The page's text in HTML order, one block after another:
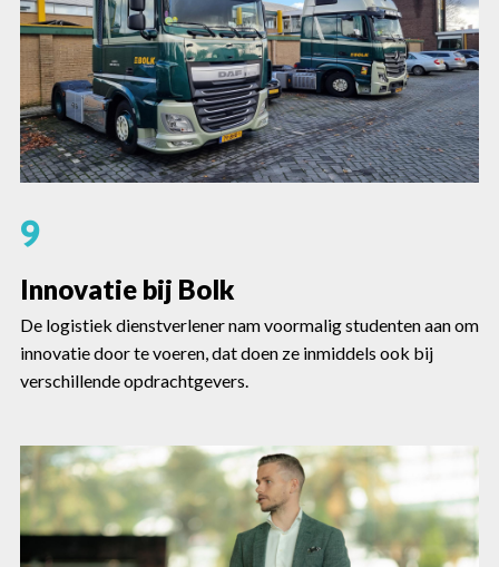
9
Innovatie bij Bolk
De logistiek dienstverlener nam voormalig studenten aan om
innovatie door te voeren, dat doen ze inmiddels ook bij
verschillende opdrachtgevers.